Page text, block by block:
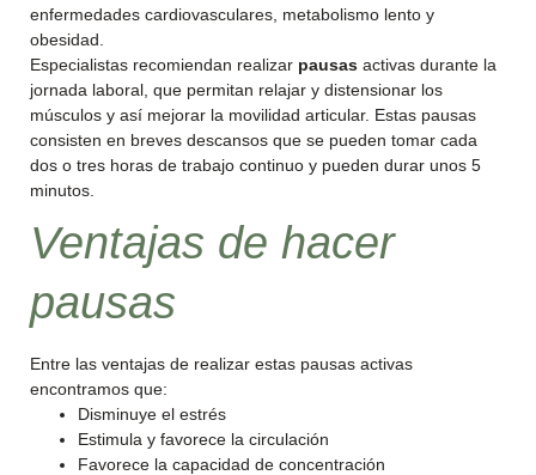
enfermedades cardiovasculares, metabolismo lento y
obesidad.
Especialistas recomiendan realizar pausas activas durante la
jornada laboral, que permitan relajar y distensionar los
músculos y así mejorar la movilidad articular. Estas pausas
consisten en breves descansos que se pueden tomar cada
dos o tres horas de trabajo continuo y pueden durar unos 5
minutos.
Ventajas de hacer
pausas
Entre las ventajas de realizar estas pausas activas
encontramos que:
Disminuye el estrés
Estimula y favorece la circulación
Favorece la capacidad de concentración